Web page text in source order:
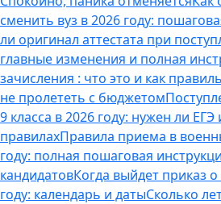
сменить вуз в 2026 году:
ли оригинал аттестата при
главные изменения и полная
зачисления : что это и как
не пролететь с бюджетом
9 класса в 2026 году: нужен ли
правилахПравила приема в
году: полная пошаговая
кандидатовКогда выйдет приказ
году: календарь и датыСколько